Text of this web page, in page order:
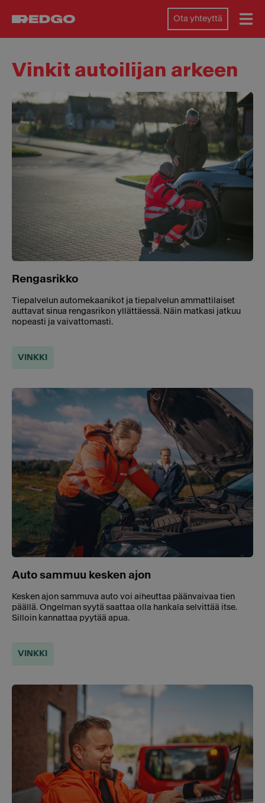
Ota yhteyttä
Vinkit autoilijan arkeen
Rengasrikko
Tiepalvelun automekaanikot ja tiepalvelun ammattilaiset
auttavat sinua rengasrikon yllättäessä. Näin matkasi jatkuu
nopeasti ja vaivattomasti.
VINKKI
Auto sammuu kesken ajon
Kesken ajon sammuva auto voi aiheuttaa päänvaivaa tien
päällä. Ongelman syytä saattaa olla hankala selvittää itse.
Silloin kannattaa pyytää apua.
VINKKI